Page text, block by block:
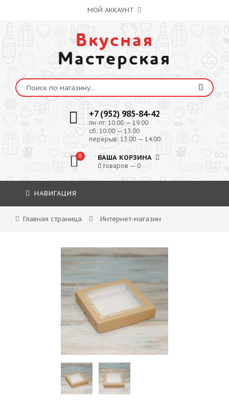
МОЙ АККАУНТ
Вкусная
Мастерская
+7 (952) 985-84-42
пн-пт: 10:00 — 19:00
сб: 10:00 — 13:00
перерыв: 13:00 — 14:00
0 ВАША КОРЗИНА
0 товаров — 0
НАВИГАЦИЯ
Главная страница Интернет-магазин